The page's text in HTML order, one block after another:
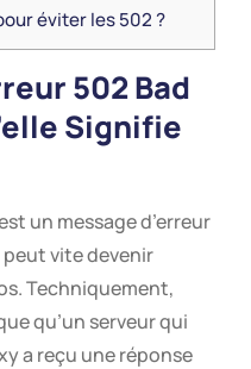
éviter les 502 ?
502 Bad
Signifie
un message d’erreur
vite devenir
Techniquement,
qu’un serveur qui
a reçu une réponse